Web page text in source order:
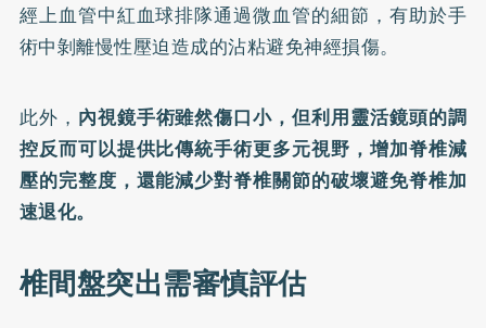
經上血管中紅血球排隊通過微血管的細節，有助於手
術中剝離慢性壓迫造成的沾粘避免神經損傷。
此外， 內視鏡手術雖然傷口小，但利用靈活鏡頭的調
控反而可以提供比傳統手術更多元視野，增加脊椎減
壓的完整度，還能減少對脊椎關節的破壞避免脊椎加
速退化。
椎間盤突出需審慎評估